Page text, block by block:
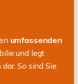
umfassenden
und legt
So sind Sie